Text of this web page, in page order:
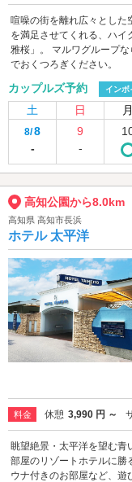
喧噪の街を離れ広々とした
を満足させてくれる、ハイ
雅桜」。 マルワグループ
でおくつろぎください。
カップルズ予約 インボ
土 日 月
8/8
-
9
-
高知公園から8.0km
高知県 高知市長浜
ホテル 太平洋
料金 休憩 3,990 円 ～
眺望絶景・太平洋を望む青
部屋のリゾートホテルに勝
ウナ付きのお部屋など、遊